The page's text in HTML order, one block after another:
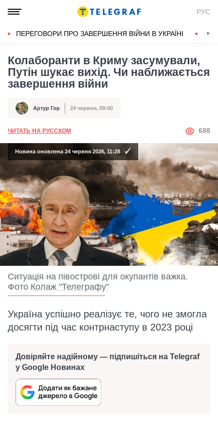
РУС
ПЕРЕГОВОРИ ПРО ЗАВЕРШЕННЯ ВІЙНИ В УКРАЇНІ
Колаборанти в Криму засумували,
Путін шукає вихід. Чи наближається
завершення війни
Автор Артур Гор
Дата публікації 24 червня, 09:00
ЧИТАТЬ НА РУССКОМ АВТОР
688
Новина оновлена 24 червня 2026, 11:28
Ситуація на півострові для окупантів важка.
Фото Колаж "Телеграфу"
Україна успішно реалізує те, чого не змогла
досягти під час контрнаступу в 2023 році
Довіряйте надійному — підпишіться на Telegraf
у Google Новинах